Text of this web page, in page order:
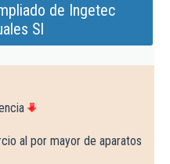
de Ingetec
Sl
al por mayor de aparatos